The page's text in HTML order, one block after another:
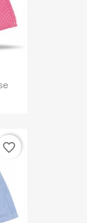
favorite_border